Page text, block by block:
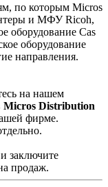
по которым Micros
и МФУ Ricoh,
оборудование Cas
оборудование
направления.
на нашем
Micros Distribution
фирме.
заключите
продаж.